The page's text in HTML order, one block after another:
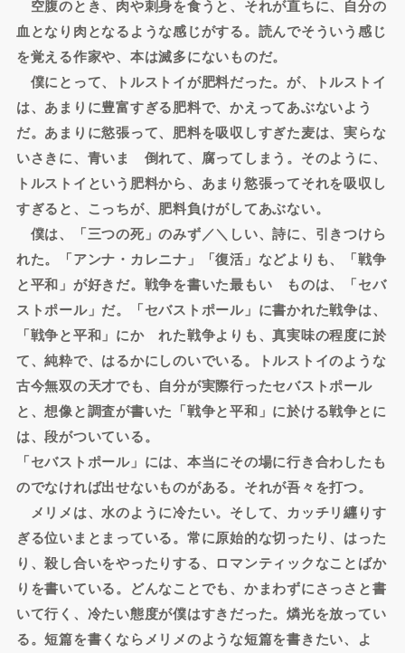
空腹のとき、肉や刺身を食うと、それが直ちに、自分の
血となり肉となるような感じがする。読んでそういう感じ
を覚える作家や、本は滅多にないものだ。
僕にとって、トルストイが肥料だった。が、トルストイ
は、あまりに豊富すぎる肥料で、かえってあぶないよう
だ。あまりに慾張って、肥料を吸収しすぎた麦は、実らな
いさきに、青いまゝ倒れて、腐ってしまう。そのように、
トルストイという肥料から、あまり慾張ってそれを吸収し
すぎると、こっちが、肥料負けがしてあぶない。
僕は、「三つの死」のみず／＼しい、詩に、引きつけら
れた。「アンナ・カレニナ」「復活」などよりも、「戦争
と平和」が好きだ。戦争を書いた最もいゝものは、「セバ
ストポール」だ。「セバストポール」に書かれた戦争は、
「戦争と平和」にかゝれた戦争よりも、真実味の程度に於
て、純粋で、はるかにしのいでいる。トルストイのような
古今無双の天才でも、自分が実際行ったセバストポール
と、想像と調査が書いた「戦争と平和」に於ける戦争とに
は、段がついている。
「セバストポール」には、本当にその場に行き合わしたも
のでなければ出せないものがある。それが吾々を打つ。
メリメは、水のように冷たい。そして、カッチリ纒りす
ぎる位いまとまっている。常に原始的な切ったり、はった
り、殺し合いをやったりする、ロマンティックなことばか
りを書いている。どんなことでも、かまわずにさっさと書
いて行く、冷たい態度が僕はすきだった。燐光を放ってい
る。短篇を書くならメリメのような短篇を書きたい、よ